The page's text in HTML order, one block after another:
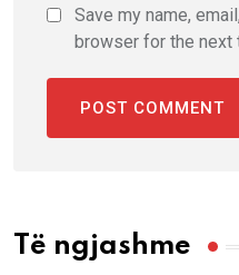
Save my name,
browser for the next
Të ngjashme